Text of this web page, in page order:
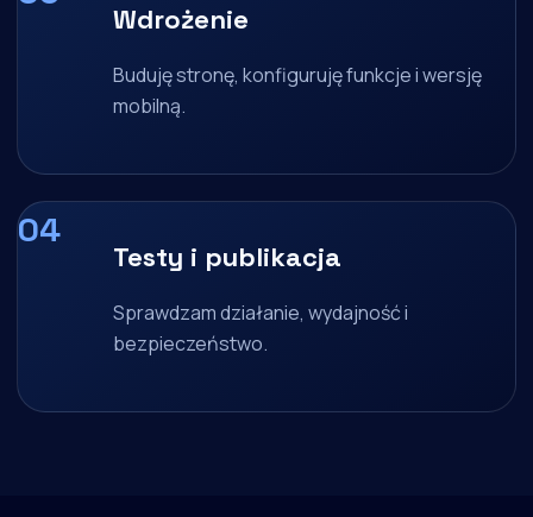
Wdrożenie
Buduję stronę, konfiguruję funkcje i wersję
mobilną.
Testy i publikacja
Sprawdzam działanie, wydajność i
bezpieczeństwo.